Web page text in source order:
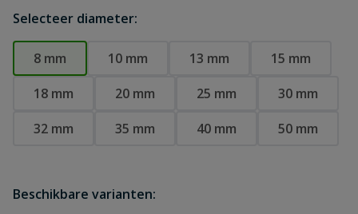
Selecteer diameter:
8 mm 10 mm 13 mm
15 mm
18 mm
20 mm 25 mm
30 mm
32 mm
35 mm 40 mm 50 mm
Beschikbare varianten: